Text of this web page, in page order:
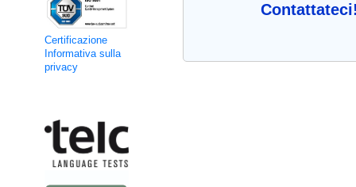
Certificazione
Informativa sulla
privacy